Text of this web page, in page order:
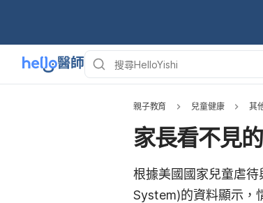
親子教育 兒童健康 其
家長看不見
根據美國國家兒童虐
System)的資料顯示，